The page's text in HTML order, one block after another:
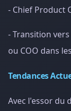
- Chief Product
- Transition
ou COO dans
Tendances
Avec l'essor du